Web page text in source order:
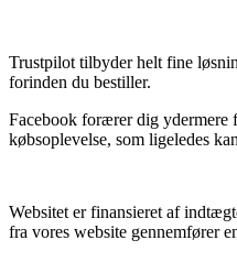
Trustpilot tilbyder helt fine
forinden du bestiller.
Facebook forærer dig
købsoplevelse, som ligeledes
Websitet er finansieret af
fra vores website gennemfører